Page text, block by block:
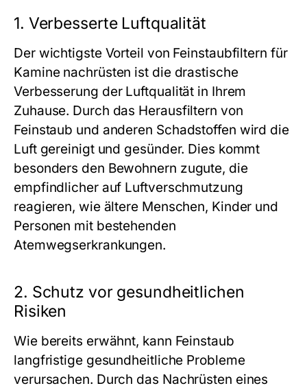
1. Verbesserte Luftqualität
Der wichtigste Vorteil von Feinstaubfiltern für
Kamine nachrüsten ist die drastische
Verbesserung der Luftqualität in Ihrem
Zuhause. Durch das Herausfiltern von
Feinstaub und anderen Schadstoffen wird die
Luft gereinigt und gesünder. Dies kommt
besonders den Bewohnern zugute, die
empfindlicher auf Luftverschmutzung
reagieren, wie ältere Menschen, Kinder und
Personen mit bestehenden
Atemwegserkrankungen.
2. Schutz vor gesundheitlichen
Risiken
Wie bereits erwähnt, kann Feinstaub
langfristige gesundheitliche Probleme
verursachen. Durch das Nachrüsten eines